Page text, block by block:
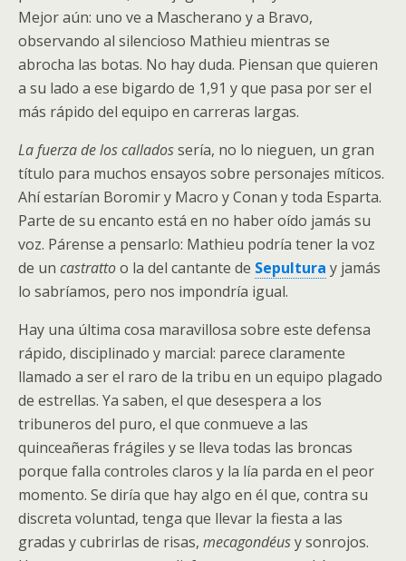
Mejor aún: uno ve a Mascherano y a Bravo,
observando al silencioso Mathieu mientras se
abrocha las botas. No hay duda. Piensan que quieren
a su lado a ese bigardo de 1,91 y que pasa por ser el
más rápido del equipo en carreras largas.
La fuerza de los calladossería, no lo nieguen, un gran
título para muchos ensayos sobre personajes míticos.
Ahí estarían Boromir y Macro y Conan y toda Esparta.
Parte de su encanto está en no haber oído jamás su
voz. Párense a pensarlo: Mathieu podría tener la voz
de un castrattoo la del cantante de Sepultura y jamás
lo sabríamos, pero nos impondría igual.
Hay una última cosa maravillosa sobre este defensa
rápido, disciplinado y marcial: parece claramente
llamado a ser el raro de la tribu en un equipo plagado
de estrellas. Ya saben, el que desespera a los
tribuneros del puro, el que conmueve a las
quinceañeras frágiles y se lleva todas las broncas
porque falla controles claros y la lía parda en el peor
momento. Se diría que hay algo en él que, contra su
discreta voluntad, tenga que llevar la fiesta a las
gradas y cubrirlas de risas, mecagondéusy sonrojos.